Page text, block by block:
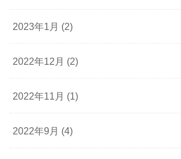
2023年1月 (2)
2022年12月 (2)
2022年11月 (1)
2022年9月 (4)